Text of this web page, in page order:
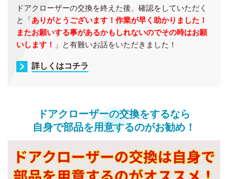
ドアクローザーの交換を終えた後、確認をしていただく
と「ありがとうございます！作業が早く助かりました！
またお願いする事があるかもしれないのでその時はお願
いします！
」と有難いお話をいただきました！
詳しくはコチラ
ドアクローザーの交換をするなら
自身で部品を用意するのがお勧め！